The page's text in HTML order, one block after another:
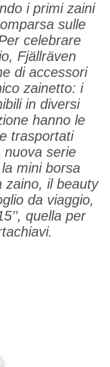
i primi zaini
sulle
celebrare
Fjällräven
di accessori
zainetto: i
in diversi
hanno le
trasportati
nuova serie
mini borsa
zaino, il beauty
da viaggio,
quella per